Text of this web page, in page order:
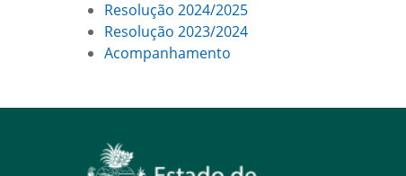
Resolução 2024/2025
Resolução 2023/2024
Acompanhamento